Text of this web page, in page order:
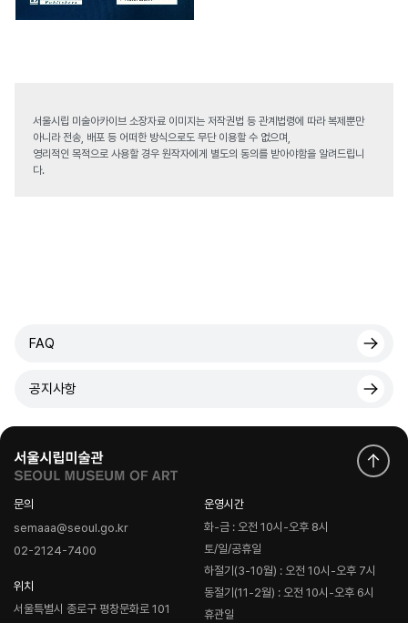
서울시립 미술아카이브 소장자료 이미지는 저작권법 등 관계법령에 따라 복제뿐만
아니라 전송, 배포 등 어떠한 방식으로도 무단 이용할 수 없으며,
영리적인 목적으로 사용할 경우 원작자에게 별도의 동의를 받아야함을 알려드립니
다.
FAQ
공지사항
문의
semaaa@seoul.go.kr
02-2124-7400
위치
서울특별시 종로구 평창문화로 101
운영시간
화-금 : 오전 10시-오후 8시
토/일/공휴일
하절기(3-10월) : 오전 10시-오후 7시
동절기(11-2월) : 오전 10시-오후 6시
휴관일